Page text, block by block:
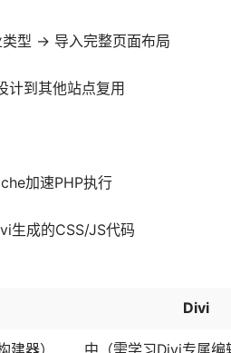
型 → 导入完整页面布局
计到其他站点复用
加速PHP执行
生成的CSS/JS代码
Divi